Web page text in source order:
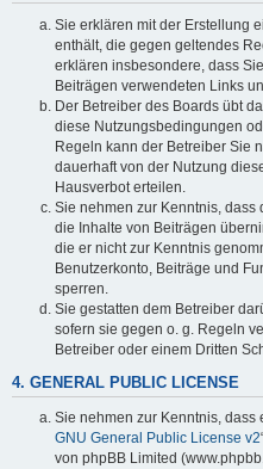
Sie erklären mit der Erstellung
enthält, die gegen geltendes
erklären insbesondere, dass
Beiträgen verwendeten Links
Der Betreiber des Boards übt
diese Nutzungsbedingungen
Regeln kann der Betreiber Sie
dauerhaft von der Nutzung
Hausverbot erteilen.
Sie nehmen zur Kenntnis, dass
die Inhalte von Beiträgen
die er nicht zur Kenntnis
Benutzerkonto, Beiträge und
sperren.
Sie gestatten dem Betreiber
sofern sie gegen o. g. Regeln
Betreiber oder einem Dritten
4. GENERAL PUBLIC LICENSE
Sie nehmen zur Kenntnis, dass
GNU General Public License v2
von phpBB Limited